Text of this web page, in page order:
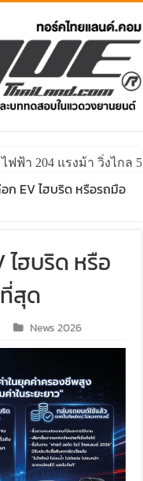
ไฟฟ้า 204 แรงม้า วิ่งไกล
ก EV ไฮบริด หรือรถมือ
ไฮบริด หรือ
สุด
News 2026